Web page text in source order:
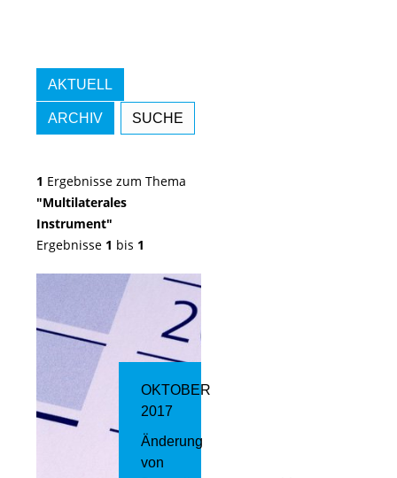
AKTUELL
ARCHIV SUCHE
1 Ergebnisse zum Thema
"Multilaterales
Instrument"
Ergebnisse 1 bis 1
OKTOBER
2017
Änderung
von